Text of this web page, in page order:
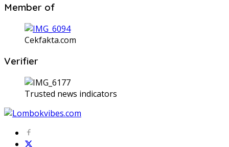
Member of
Cekfakta.com
Verifier
Trusted news indicators